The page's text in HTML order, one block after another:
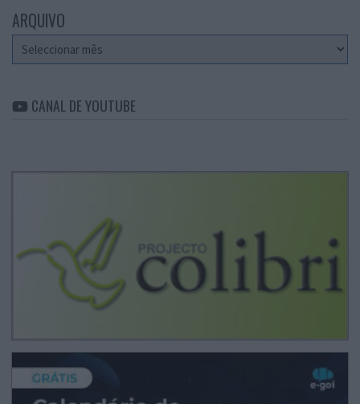
ARQUIVO
Arquivo
CANAL DE YOUTUBE